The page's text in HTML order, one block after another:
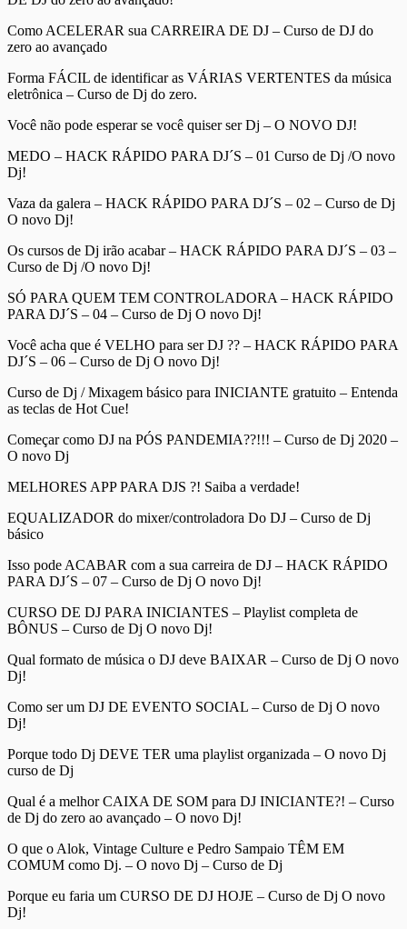
Como ACELERAR sua CARREIRA DE DJ – Curso de DJ do
zero ao avançado
Forma FÁCIL de identificar as VÁRIAS VERTENTES da música
eletrônica – Curso de Dj do zero.
Você não pode esperar se você quiser ser Dj – O NOVO DJ!
MEDO – HACK RÁPIDO PARA DJ´S – 01 Curso de Dj /O novo
Dj!
Vaza da galera – HACK RÁPIDO PARA DJ´S – 02 – Curso de Dj
O novo Dj!
Os cursos de Dj irão acabar – HACK RÁPIDO PARA DJ´S – 03 –
Curso de Dj /O novo Dj!
SÓ PARA QUEM TEM CONTROLADORA – HACK RÁPIDO
PARA DJ´S – 04 – Curso de Dj O novo Dj!
Você acha que é VELHO para ser DJ ?? – HACK RÁPIDO PARA
DJ´S – 06 – Curso de Dj O novo Dj!
Curso de Dj / Mixagem básico para INICIANTE gratuito – Entenda
as teclas de Hot Cue!
Começar como DJ na PÓS PANDEMIA??!!! – Curso de Dj 2020 –
O novo Dj
MELHORES APP PARA DJS ?! Saiba a verdade!
EQUALIZADOR do mixer/controladora Do DJ – Curso de Dj
básico
Isso pode ACABAR com a sua carreira de DJ – HACK RÁPIDO
PARA DJ´S – 07 – Curso de Dj O novo Dj!
CURSO DE DJ PARA INICIANTES – Playlist completa de
BÔNUS – Curso de Dj O novo Dj!
Qual formato de música o DJ deve BAIXAR – Curso de Dj O novo
Dj!
Como ser um DJ DE EVENTO SOCIAL – Curso de Dj O novo
Dj!
Porque todo Dj DEVE TER uma playlist organizada – O novo Dj
curso de Dj
Qual é a melhor CAIXA DE SOM para DJ INICIANTE?! – Curso
de Dj do zero ao avançado – O novo Dj!
O que o Alok, Vintage Culture e Pedro Sampaio TÊM EM
COMUM como Dj. – O novo Dj – Curso de Dj
Porque eu faria um CURSO DE DJ HOJE – Curso de Dj O novo
Dj!